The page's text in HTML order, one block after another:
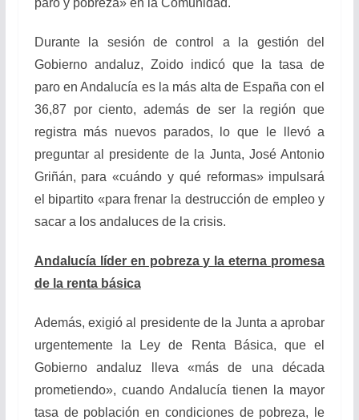
paro y pobreza» en la Comunidad.
Durante la sesión de control a la gestión del
Gobierno andaluz, Zoido indicó que la tasa de
paro en Andalucía es la más alta de España con el
36,87 por ciento, además de ser la región que
registra más nuevos parados, lo que le llevó a
preguntar al presidente de la Junta, José Antonio
Griñán, para «cuándo y qué reformas»impulsará
el bipartito «para frenar la destrucción de empleo y
sacar a los andaluces de la crisis.
Andalucía líder en pobreza y la eterna promesa
de la renta básica
Además, exigió al presidente de la Junta a aprobar
urgentemente la Ley de Renta Básica, que el
Gobierno andaluz lleva «más de una década
prometiendo», cuando Andalucía tienen la mayor
tasa de población en condiciones de pobreza, le